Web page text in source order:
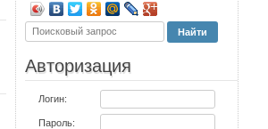
Авторизация
Логин:
Пароль: